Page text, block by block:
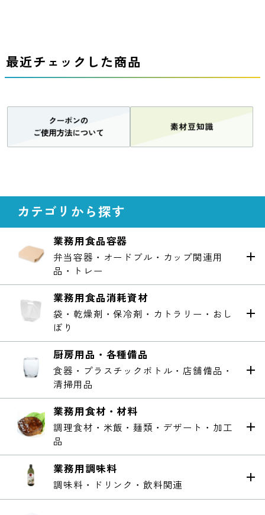
最近チェックした商品
カテゴリから探す
業務用食品容器
弁当容器・オードブル・カップ関連用
品・トレー
業務用食品消耗資材
袋・乾燥剤・保冷剤・カトラリー・おし
ぼり
厨房用品・各種備品
食器・プラスチックボトル・店舗備品・
清掃用品
業務用食材・材料
調理食材・米飯・麺類・デザート・加工
品
業務用調味料
調味料・ドリンク・飲料関連